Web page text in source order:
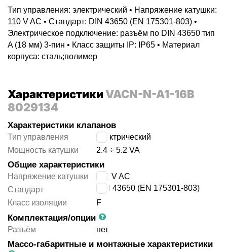
Тип управления: электрический • Напряжение катушки:
110 V AC • Стандарт: DIN 43650 (EN 175301-803) •
Электрическое подключение: разъём по DIN 43650 тип
A (18 мм) 3-пин • Класс защиты IP: IP65 • Материал
корпуса: сталь;полимер
ХарактеристикиVACN-N-A1-16B
8029134
Характеристики клапанов
Тип управления
электрический
Мощность катушки
2.4 ÷ 5.2 VA
Общие характеристики
Напряжение катушки
110 V AC
Стандарт
DIN 43650 (EN 175301-803)
Класс изоляции
F
Комплектация/опции
Разъём нет
Массо-габаритные и монтажные характеристики